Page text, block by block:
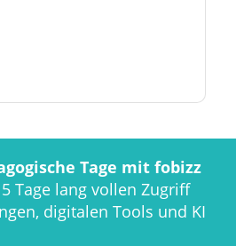
Tage mit fobizz
Tage lang vollen Zugriff
digitalen Tools und KI